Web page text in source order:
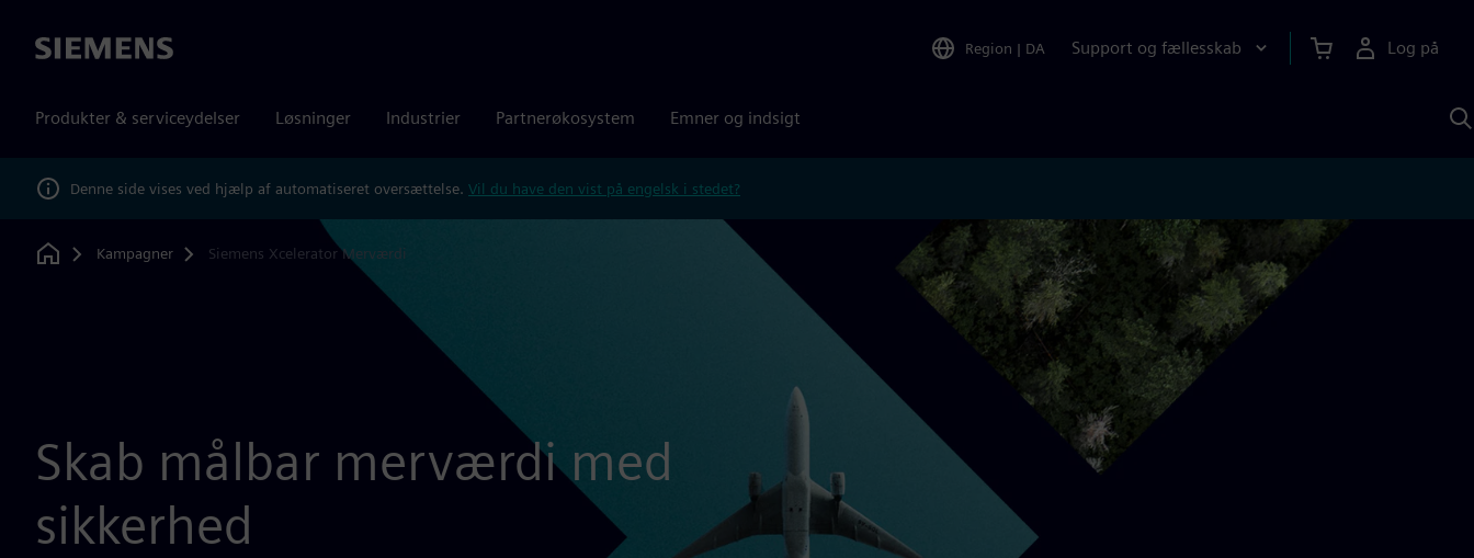
Siemens Region | DA Support og fællesskab Log på
Produkter & serviceydelser Løsninger Industrier Partnerøkosystem Emner og indsigt
Denne side vises ved hjælp af automatiseret oversættelse. Vil du have den vist på engelsk i stedet?
Home
Kampagner Siemens Xcelerator Merværdi
Skab målbar merværdi med
sikkerhed